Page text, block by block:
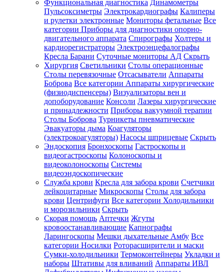
Функциональная диагностика Динамометры
Пульсоксиметры Электрокардиографы Калиперы
и рулетки электронные Мониторы фетальные Все
категории Приборы для диагностики опорно-
двигательного аппарата Спирографы Холтеры и
кардиорегистраторы Электроэнцефалографы
Кресла Барани Суточные мониторы АД Скрыть
Хирургия Светильники Столы операционные
Столы перевязочные Отсасыватели Аппараты
Боброва Все категории Аппараты хирургические
(физиодиспенсеры) Визуализаторы вен и
допоборудование Консоли Лазеры хирургические
и принадлежности Приборы вакуумной терапии
Столы Боброва Турникеты пневматические
Эвакуаторы дыма Коагуляторы
(электрокоагуляторы) Насосы шприцевые Скрыть
Эндоскопия Бронхоскопы Гастроскопы и
видеогастроскопы Колоноскопы и
видеоколоноскопы Системы
видеоэндоскопические
Служба крови Кресла для забора крови Счетчики
лейкоцитарные Микроскопы Столы для забора
крови Центрифуги Все категории Холодильники
и морозильники Скрыть
Скорая помощь Аптечки Жгуты
кровоостанавливающие Капнографы
Ларингоскопы Мешки дыхательные Амбу Все
категории Носилки Роторасширители и маски
Сумки-холодильники Термоконтейнеры Укладки и
наборы Штативы для вливаний Аппараты ИВЛ